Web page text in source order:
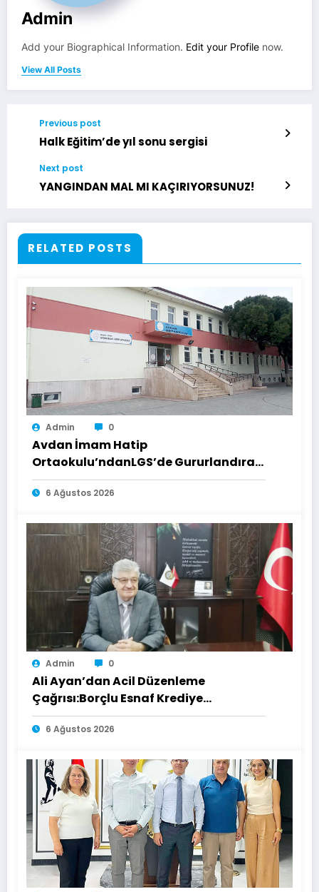
Admin
Add your Biographical Information. Edit your Profile now.
View All Posts
Previous post
Halk Eğitim’de yıl sonu sergisi
Next post
YANGINDAN MAL MI KAÇIRIYORSUNUZ!
RELATED POSTS
Admin 0
Avdan İmam Hatip
Ortaokulu’ndanLGS’de Gururlandıran
Başarı
6 Ağustos 2026
Admin 0
Ali Ayan’dan Acil Düzenleme
Çağrısı:Borçlu Esnaf Krediye
Ulaşamıyor
6 Ağustos 2026